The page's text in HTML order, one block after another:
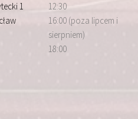
1
12:30
16:00 (poza lipcem i
sierpniem)
18:00